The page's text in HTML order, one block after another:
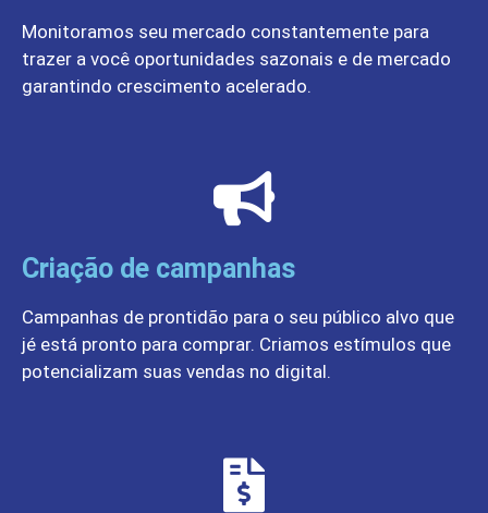
Monitoramos seu mercado constantemente para
trazer a você oportunidades sazonais e de mercado
garantindo crescimento acelerado.
Criação de campanhas
Campanhas de prontidão para o seu público alvo que
jé está pronto para comprar. Criamos estímulos que
potencializam suas vendas no digital.